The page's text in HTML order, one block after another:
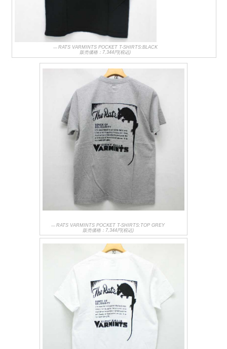
RATS VARMINTS POCKET T-SHIRTS:BLACK
販売価格：7,344円(税込)
RATS VARMINTS POCKET T-SHIRTS:TOP GREY
販売価格：7,344円(税込)